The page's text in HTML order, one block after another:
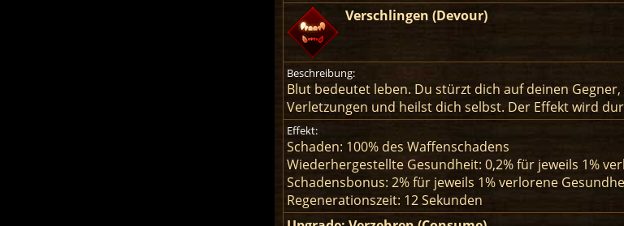
Verschlingen (Devour)
Beschreibung:
Blut bedeutet leben. Du stürzt dich auf deinen
Verletzungen und heilst dich selbst. Der Effekt wird
Effekt:
Schaden: 100% des Waffenschadens
Wiederhergestellte Gesundheit: 0,2% für jeweils 1%
Schadensbonus: 2% für jeweils 1% verlorene
Regenerationszeit: 12 Sekunden